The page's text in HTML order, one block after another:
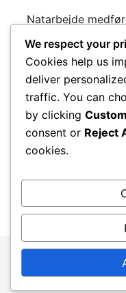
Natarbejde
helbredet,
døgnrytmerne,
forskellige fysiske
Forskning har
Posts
← 1
© 2026
We respect your
Cookies help us
deliver
traffic. You can
by clicking
consent or Reject
cookies.